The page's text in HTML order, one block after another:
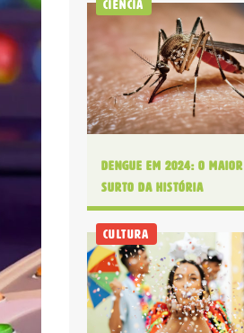
Ciência
Dengue em 2024: O maior
surto da história
Cultura